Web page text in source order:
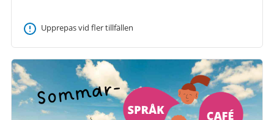
Upprepas vid fler tillfällen